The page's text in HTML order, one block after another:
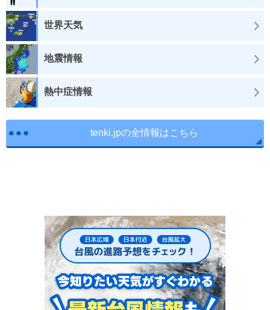
世界天気
地震情報
熱中症情報
tenki.jpの全情報はこちら